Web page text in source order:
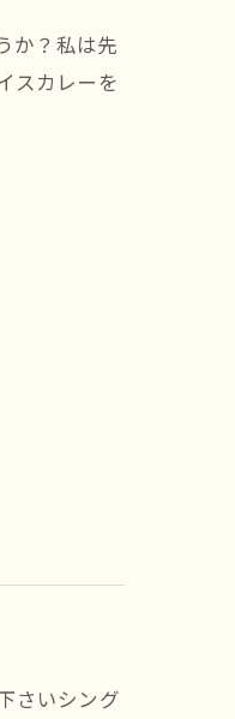
か？私は先
スカレーを
さいシング